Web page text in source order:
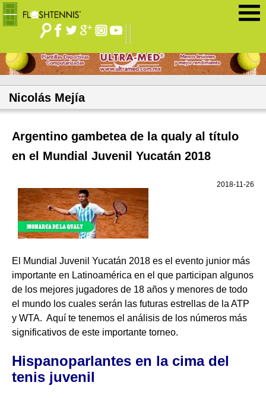
Nicolás Mejía
Argentino gambetea de la qualy al título
en el Mundial Juvenil Yucatán 2018
2018-11-26
El Mundial Juvenil Yucatán 2018 es el evento junior más
importante en Latinoamérica en el que participan algunos
de los mejores jugadores de 18 años y menores de todo
el mundo los cuales serán las futuras estrellas de la ATP
y WTA. Aquí te tenemos el análisis de los números más
significativos de este importante torneo.
Hispanoparlantes en la cima del
tenis juvenil